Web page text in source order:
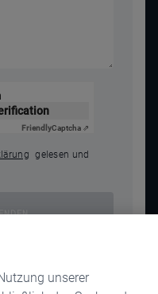
FriendlyCaptcha ⇗
gelesen und
unserer